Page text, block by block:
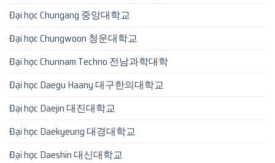
Đại học Chungang 중앙대학교
Đại học Chungwoon 청운대학교
Đại học Chunnam Techno 전남과학대학
Đại học Daegu Haany 대구한의대학교
Đại học Daejin 대진대학교
Đại học Daekyeung 대경대학교
Đại học Daeshin 대신대학교